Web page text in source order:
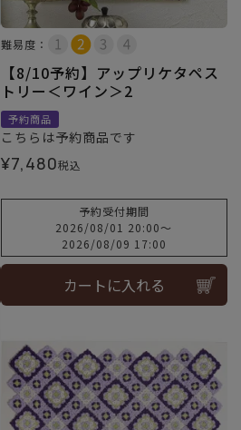
難易度：
【8/10予約】アップリケタペス
トリー＜ワイン＞2
予約商品
こちらは予約商品です
¥7,480税込
予約受付期間
2026/08/01 20:00〜
2026/08/09 17:00
カートに入れる